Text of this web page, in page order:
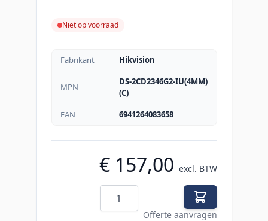
Niet op voorraad
Fabrikant Hikvision
MPN
DS-2CD2346G2-IU(4MM)
(C)
EAN
6941264083658
€ 157,00 excl. BTW
Aantal
Offerte aanvragen